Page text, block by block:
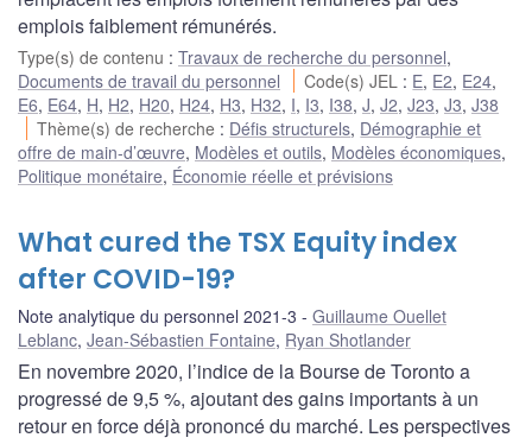
emplois faiblement rémunérés.
Type(s) de contenu : Travaux de recherche du personnel,
Documents de travail du personnel
Code(s) JEL : E, E2, E24,
E6, E64, H, H2, H20, H24, H3, H32, I, I3, I38, J, J2, J23, J3, J38
Thème(s) de recherche : Défis structurels, Démographie et
offre de main-d’œuvre, Modèles et outils, Modèles économiques,
Politique monétaire, Économie réelle et prévisions
What cured the TSX Equity index
after COVID-19?
Note analytique du personnel 2021-3
Guillaume Ouellet
Leblanc, Jean-Sébastien Fontaine, Ryan Shotlander
En novembre 2020, l’indice de la Bourse de Toronto a
progressé de 9,5 %, ajoutant des gains importants à un
retour en force déjà prononcé du marché. Les perspectives